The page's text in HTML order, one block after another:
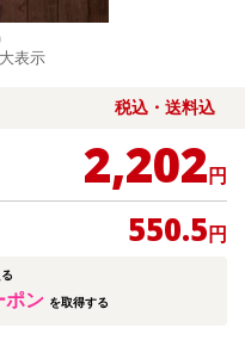
表示
税込・送料込
2,202円
550.5円
ポン を取得する